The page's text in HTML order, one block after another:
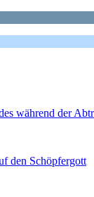
während der
den Schöpfergott